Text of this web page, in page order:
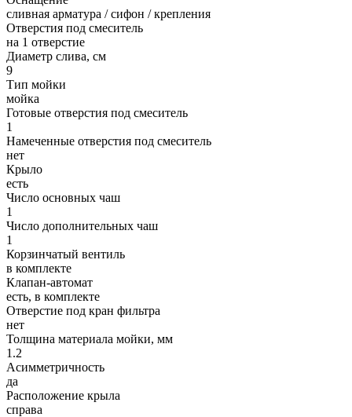
сливная арматура / сифон / крепления
Отверстия под смеситель
на 1 отверстие
Диаметр слива, см
9
Тип мойки
мойка
Готовые отверстия под смеситель
1
Намеченные отверстия под смеситель
нет
Крыло
есть
Число основных чаш
1
Число дополнительных чаш
1
Корзинчатый вентиль
в комплекте
Клапан-автомат
есть, в комплекте
Отверстие под кран фильтра
нет
Толщина материала мойки, мм
1.2
Асимметричность
да
Расположение крыла
справа